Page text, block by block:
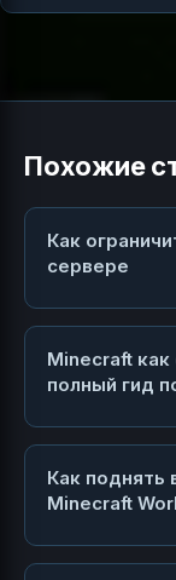
Похожие
Как
сервере
Minecraft
полный гид
Как
Minecraft